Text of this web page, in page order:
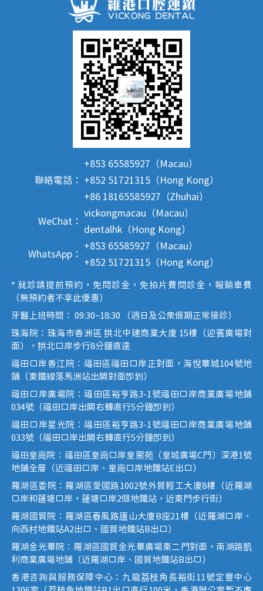
聯絡電話：
+853 65585927（Macau）
+852 51721315（Hong Kong）
+86 18165585927（Zhuhai）
WeChat：
vickongmacau（Macau）
dentalhk（Hong Kong）
WhatsApp：
+853 65585927（Macau）
+852 51721315（Hong Kong）
* 就診請提前預約，免問診金，免拍片費問診金，報銷車費
（無預約者不享此優惠）
牙醫上班時間： 09:30~18:30 （週日及公眾假期正常接診）
珠海院：珠海市香洲區 拱北中建商業大廈 15樓（迎賓廣場對
面），拱北口岸步行8分鐘直達
福田口岸香江院：福田區福田口岸正對面，海悅華城104號地
鋪（東鐵線落馬洲站出關對面即到）
福田口岸廣場院：福田區裕亨路3-1號福田口岸商業廣場地鋪
034號（福田口岸出關右轉直行5分鐘即到）
福田口岸星光院：福田區裕亨路3-1號福田口岸商業廣場地鋪
033號（福田口岸出關右轉直行5分鐘即到）
福田皇崗院：福田區皇崗口岸皇禦苑（皇城廣場C門）深港1號
地鋪全層（近福田口岸、皇崗口岸地鐵站E出口）
羅湖區委院：羅湖區愛國路1002號外貿輕工大廈8樓（近羅湖
口岸和蓮塘口岸，蓮塘口岸2個地鐵站，近東門步行街）
羅湖國貿院：羅湖區春風路廬山大廈B座21樓（近羅湖口岸、
向西村地鐵站A2出口、國貿地鐵站B出口）
羅湖金光華院：羅湖區國貿金光華廣場東二門對面，南湖路凱
利商業廣場地鋪（近羅湖口岸、國貿地鐵站B出口）
香港咨詢與服務保障中心：九龍荔枝角長裕街11號定豐中心